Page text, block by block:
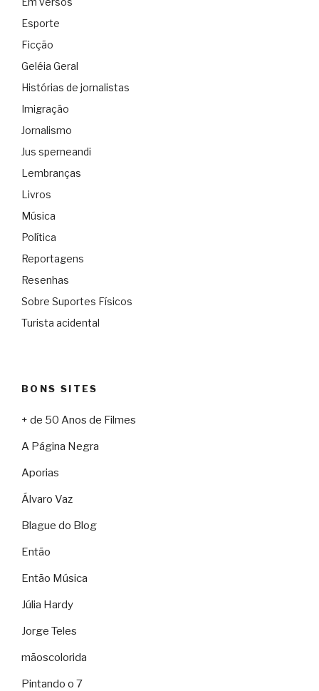
Esporte
Ficção
Geléia Geral
Histórias de jornalistas
Imigração
Jornalismo
Jus sperneandi
Lembranças
Livros
Música
Política
Reportagens
Resenhas
Sobre Suportes Físicos
Turista acidental
BONS SITES
+ de 50 Anos de Filmes
A Página Negra
Aporias
Álvaro Vaz
Blague do Blog
Então
Então Música
Júlia Hardy
Jorge Teles
mãoscolorida
Pintando o 7